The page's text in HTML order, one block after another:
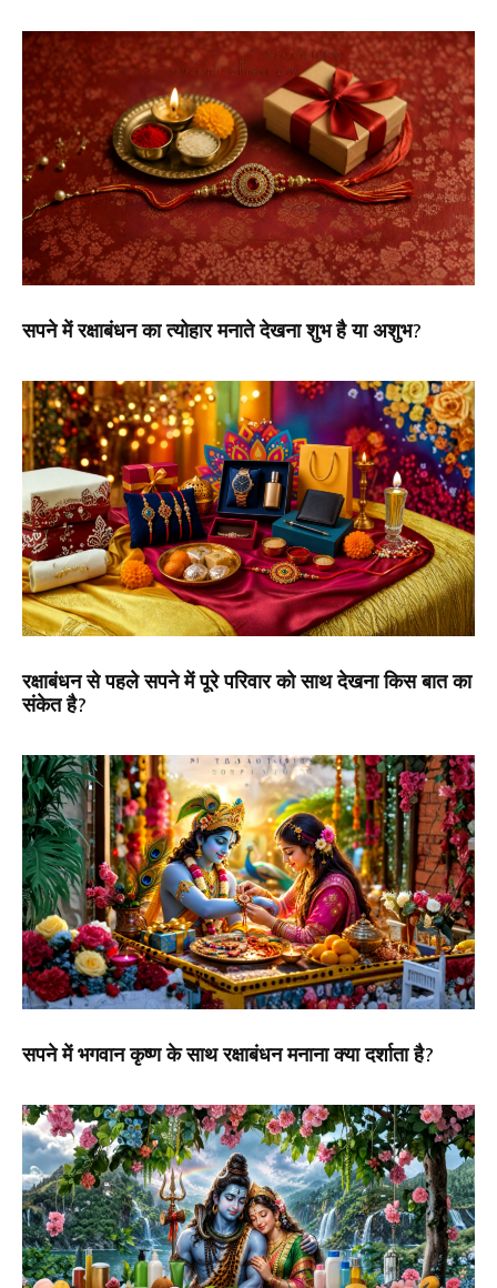
सपने में रक्षाबंधन का त्योहार मनाते देखना शुभ है या अशुभ?
रक्षाबंधन से पहले सपने में पूरे परिवार को साथ देखना किस बात का
संकेत है?
सपने में भगवान कृष्ण के साथ रक्षाबंधन मनाना क्या दर्शाता है?